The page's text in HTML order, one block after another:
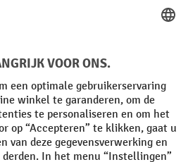
Copyright
instellingen
costs and possible delivery charges,